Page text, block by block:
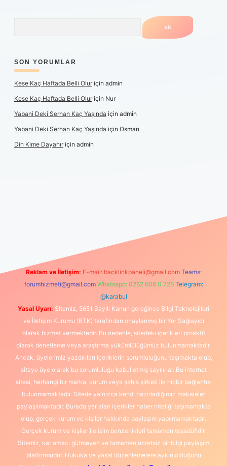
SON YORUMLAR
Kese Kaç Haftada Belli Oluriçin admin
Kese Kaç Haftada Belli Oluriçin Nur
Yabani Deki Serhan Kaç Yaşında için admin
Yabani Deki Serhan Kaç Yaşında için Osman
Din Kime Dayanıriçin admin
Reklam ve İletişim: E-mail: backlinkpaneli@gmail.com Teams:
forumhizmeti@gmail.com Whatsapp: 0262 606 0 726 Telegram:
@karabul
Yasal Uyarı: Sitemiz, 5651 Sayılı Kanun gereğince Bilgi Teknolojileri
ve İletişim Kurumu (BTK) tarafından onaylanmış bir Yer Sağlayıcı
olarak hizmet vermektedir. Bu nedenle, sitedeki içerikleri proaktif
olarak denetleme veya araştırma yükümlülüğümüz bulunmamaktadır.
Ancak, üyelerimiz yazdıkları içeriklerin sorumluluğunu taşımakta olup,
siteye üye olarak bu sorumluluğu kabul etmiş sayılırlar. Bu internet
sitesi, herhangi bir marka, kurum veya şahıs şirketi ile hiçbir bağlantısı
bulunmamaktadır. Sitede yalnızca kendi hazırladığımız makaleler
paylaşılmaktadır. Burada yer alan içerikler haber niteliği taşımamakta
olup, gerçek kurum ve kişiler hakkında paylaşım yapılmamaktadır.
Gerçek kurum ve kişiler ile isim benzerlikleri tamamen tesadüfidir.
Sitemiz, kar amacı gütmeyen ve tamamen ücretsiz bir bilgi paylaşım
platformudur. Hukuka ve yasal düzenlemelere aykırı olduğunu